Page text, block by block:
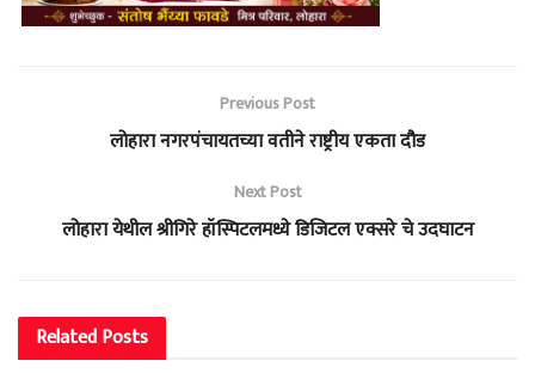
Previous Post
लोहारा नगरपंचायतच्या वतीने राष्ट्रीय एकता दौड
Next Post
लोहारा येथील श्रीगिरे हॉस्पिटलमध्ये डिजिटल एक्सरे चे उदघाटन
RelatedPosts